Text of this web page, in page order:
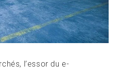
l’essor du e-